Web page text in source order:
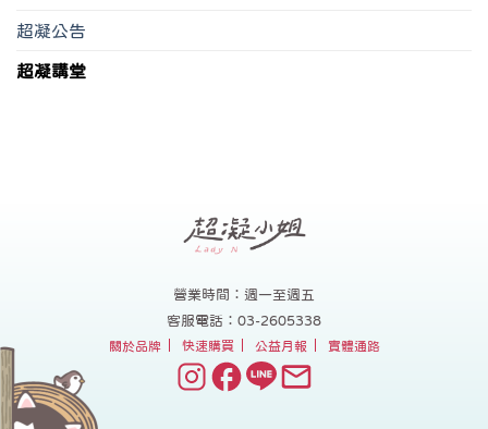
超凝公告
超凝講堂
營業時間：週一至週五
客服電話：03-2605338
關於品牌 快速購買 公益月報 實體通路